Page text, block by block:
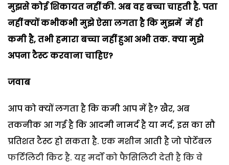
मुझसे कोई शिकायत नहीं की. अब वह बच्चा चाहती है. पता
नहीं क्यों कभीकभी मुझे ऐसा लगता है कि मुझमें में ही
कमी है, तभी हमारा बच्चा नहीं हुआ अभी तक. क्या मुझे
अपना टैस्ट करवाना चाहिए?
जवाब
आप को क्यों लगता है कि कमी आप में है? खैर, अब
तकनीक आ गई है कि आदमी नामर्द है या मर्द, इस का सौ
प्रतिशत टैस्ट हो सकता है. एक मशीन आती है जो पोर्टेबल
फर्टिलिटी किट है. यह मर्दों को फैसिलिटी देती है कि वे